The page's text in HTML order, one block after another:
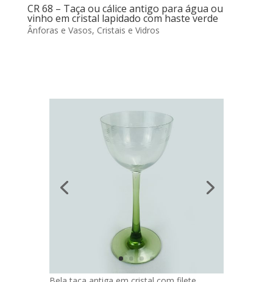
CR 68 – Taça ou cálice antigo para água ou
vinho em cristal lapidado com haste verde
Ânforas e Vasos, Cristais e Vidros